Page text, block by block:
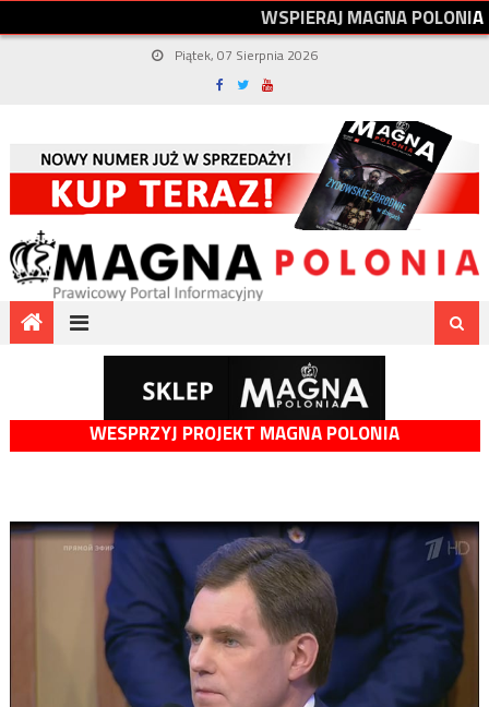
WSPIERAJMAGNAPOLONIA
Piątek, 07 Sierpnia 2026
WESPRZYJ PROJEKT MAGNA POLONIA